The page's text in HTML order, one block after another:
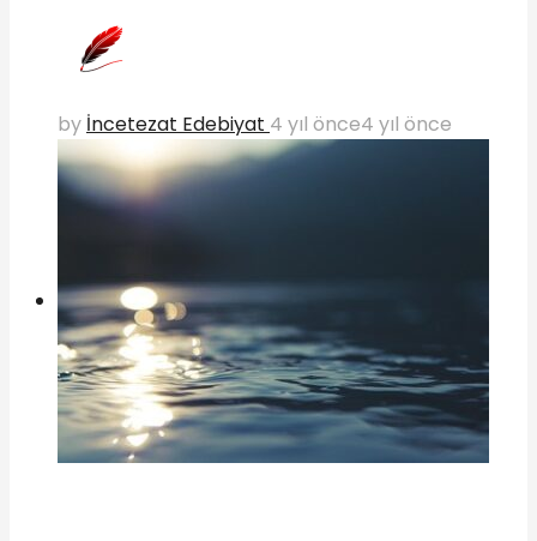
by İncetezat Edebiyat 4 yıl önce4 yıl önce